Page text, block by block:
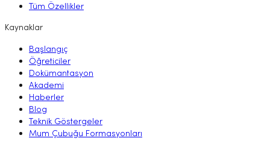
Tüm Özellikler
Kaynaklar
Başlangıç
Öğreticiler
Dokümantasyon
Akademi
Haberler
Blog
Teknik Göstergeler
Mum Çubuğu Formasyonları